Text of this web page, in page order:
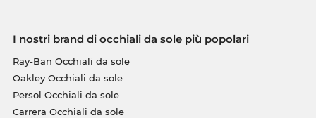
I nostri brand di occhiali da sole più popolari
Ray-Ban Occhiali da sole
Oakley Occhiali da sole
Persol Occhiali da sole
Carrera Occhiali da sole